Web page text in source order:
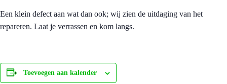
Een klein defect aan wat dan ook; wij zien de uitdaging van het
repareren. Laat je verrassen en kom langs.
Toevoegen aan kalender